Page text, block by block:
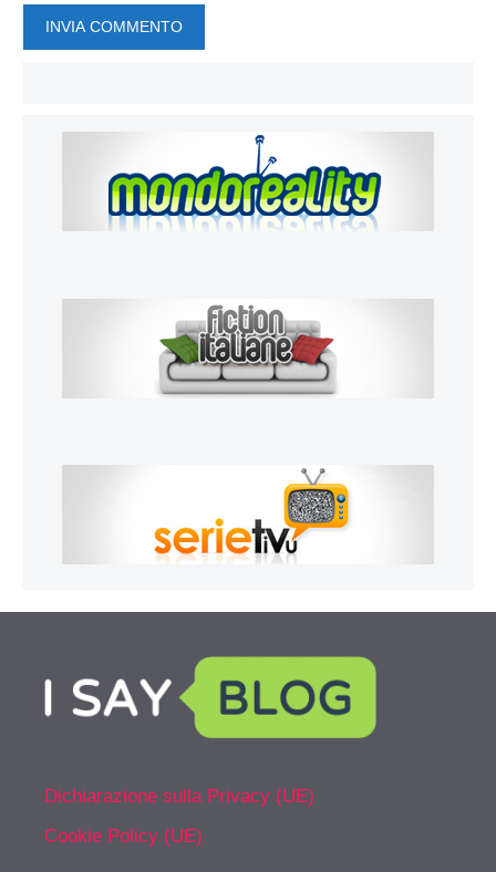
Dichiarazione sulla Privacy (UE)
Cookie Policy (UE)